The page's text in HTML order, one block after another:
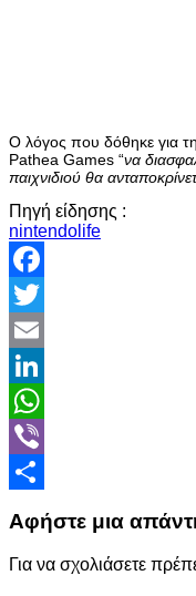
Ο λόγος που δόθηκε για
Pathea Games “να
παιχνιδιού θα
Πηγή είδησης :
nintendolife
Facebook
Twitter
Email
LinkedIn
WhatsApp
Viber
Αφήστε μια
Για να σχολιάσετε